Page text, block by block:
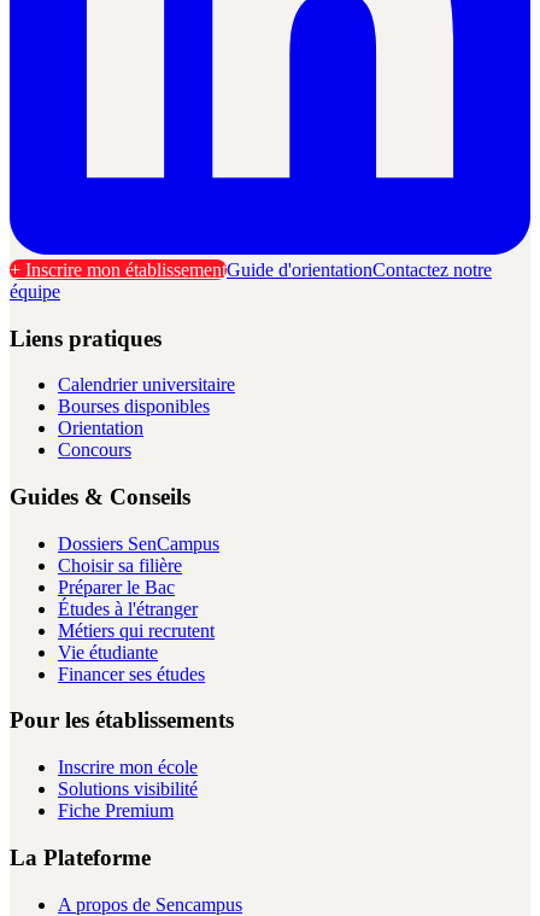
+ Inscrire mon établissementGuide d'orientationContactez notre
équipe
Liens pratiques
Calendrier universitaire
Bourses disponibles
Orientation
Concours
Guides & Conseils
Dossiers SenCampus
Choisir sa filière
Préparer le Bac
Études à l'étranger
Métiers qui recrutent
Vie étudiante
Financer ses études
Pour les établissements
Inscrire mon école
Solutions visibilité
Fiche Premium
La Plateforme
A propos de Sencampus